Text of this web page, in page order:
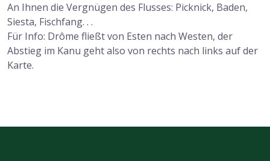
An Ihnen die Vergnügen des Flusses: Picknick, Baden,
Siesta, Fischfang. . .
Für Info: Drôme fließt von Esten nach Westen, der
Abstieg im Kanu geht also von rechts nach links auf der
Karte.